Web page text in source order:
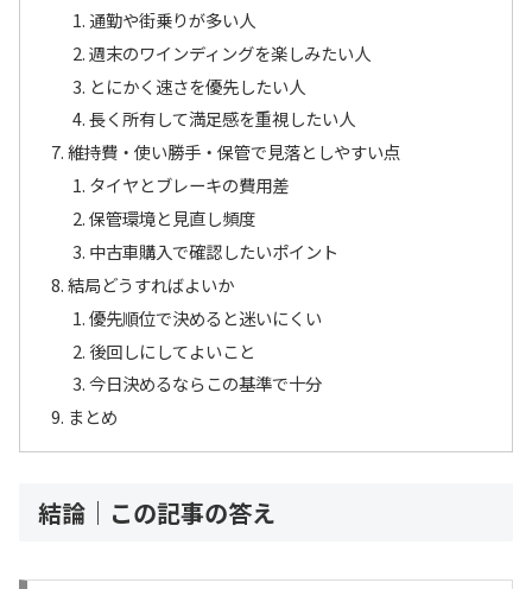
通勤や街乗りが多い人
週末のワインディングを楽しみたい人
とにかく速さを優先したい人
長く所有して満足感を重視したい人
維持費・使い勝手・保管で見落としやすい点
タイヤとブレーキの費用差
保管環境と見直し頻度
中古車購入で確認したいポイント
結局どうすればよいか
優先順位で決めると迷いにくい
後回しにしてよいこと
今日決めるならこの基準で十分
まとめ
結論｜この記事の答え